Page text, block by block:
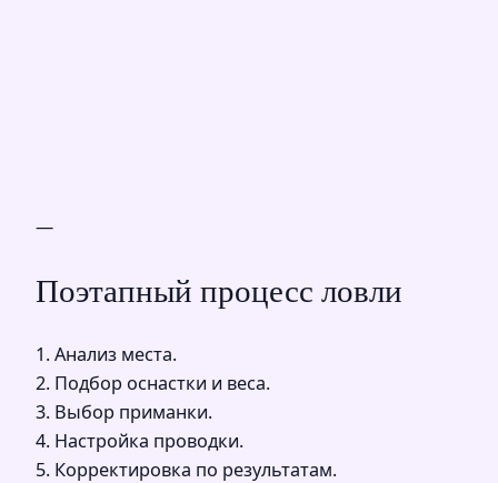
—
Поэтапный процесс ловли
1. Анализ места.
2. Подбор оснастки и веса.
3. Выбор приманки.
4. Настройка проводки.
5. Корректировка по результатам.